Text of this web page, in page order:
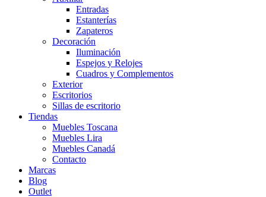
Entradas
Estanterías
Zapateros
Decoración
Iluminación
Espejos y Relojes
Cuadros y Complementos
Exterior
Escritorios
Sillas de escritorio
Tiendas
Muebles Toscana
Muebles Lira
Muebles Canadá
Contacto
Marcas
Blog
Outlet